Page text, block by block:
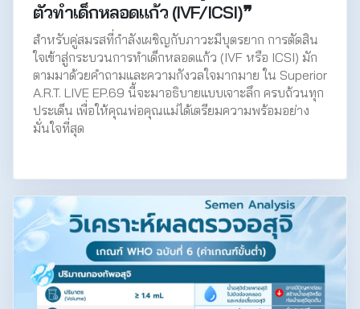
ตัวทำเด็กหลอดแก้ว (IVF/ICSI)❞
สำหรับคู่สมรสที่กำลังเผชิญกับภาวะมีบุตรยาก การตัดสิน
ใจเข้าสู่กระบวนการทำเด็กหลอดแก้ว (IVF หรือ ICSI) มัก
ตามมาด้วยคำถามและความกังวลใจมากมาย ใน Superior
A.R.T. LIVE EP.69 นี้จะมาอธิบายแบบเจาะลึก ครบถ้วนทุก
ประเด็น เพื่อให้คุณพ่อคุณแม่ได้เตรียมความพร้อมอย่าง
มั่นใจที่สุด